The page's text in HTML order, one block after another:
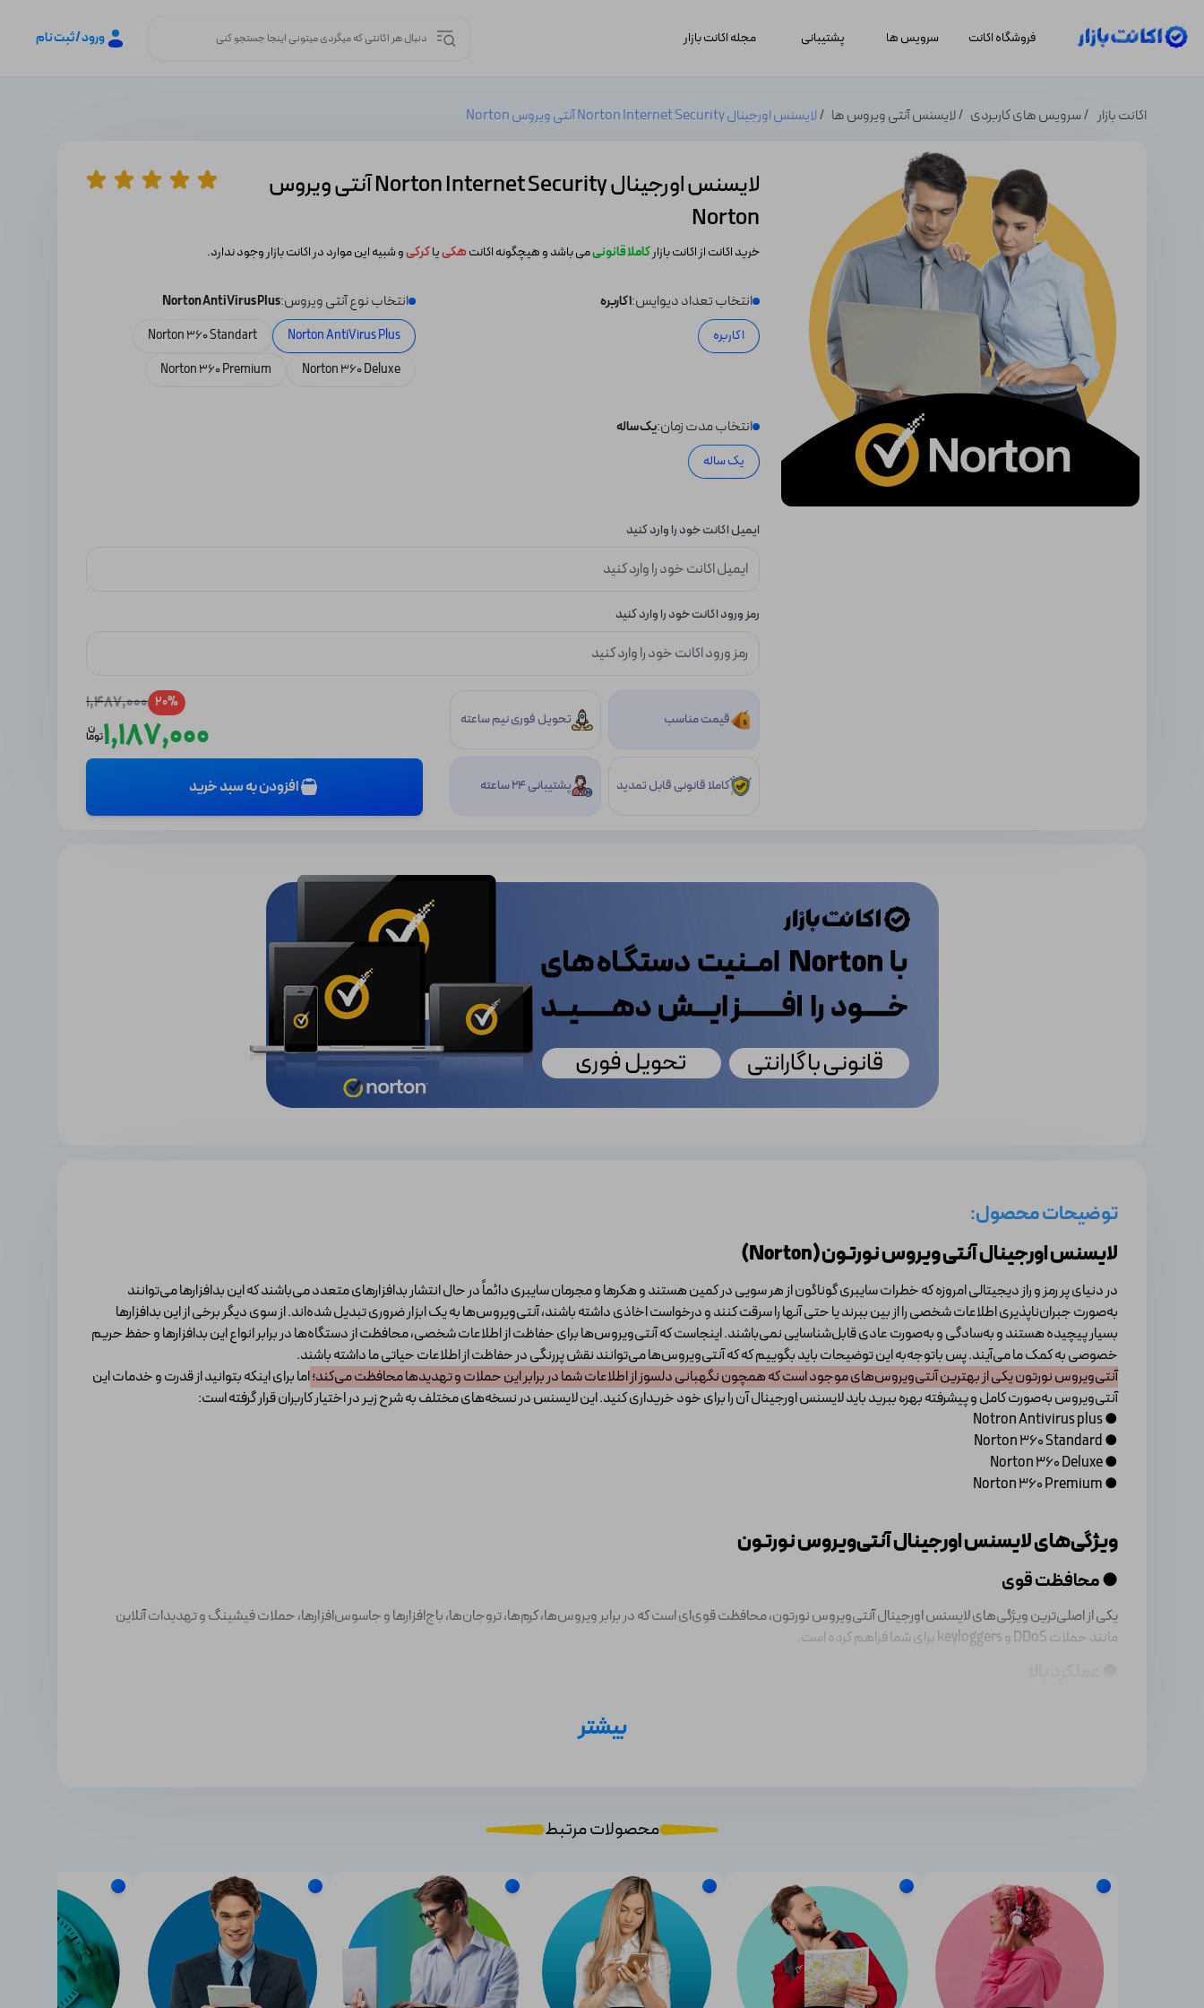
فروشگاه اکانت سرویس ها پشتیبانی مجله اکانت بازار ورود / ثبت نام
اکانت بازار سرویس های کاربردی لایسنس آنتی ویروس ها لایسنس اورجینال Norton Internet Security آنتی ویروس Norton
لایسنس اورجینال Norton Internet Security آنتی ویروس
Norton
خرید اکانت از اکانت بازارکاملا قانونیمی باشد و هیچگونه اکانتهکییاکرکیو شبیه این موارد در اکانت بازار وجود ندارد.
انتخاب تعداد دیوایس:1 کاربره
1 کاربره
انتخاب نوع آنتی ویروس:Norton AntiVirus Plus
Norton AntiVirus Plus
Norton 360 Standart
Norton 360 Deluxe
Norton 360 Premium
انتخاب مدت زمان:یک ساله
یک ساله
ایمیل اکانت خود را وارد کنید
رمز ورود اکانت خود را وارد کنید
قیمت مناسب تحویل فوری نیم ساعته
کاملا قانونی قابل تمدید پشتیبانی 24 ساعته
20%
1,487,000
1,187,000توما
ن
افزودن به سبد خرید
توضیحات محصول:
لایسنس اورجینال آنتی ویروس نورتون (Norton)
در دنیای پر رمز و راز دیجیتالی امروزه که خطرات سایبری گوناگون از هر سویی در کمین هستند و هکرها و مجرمان سایبری دائماً در حال انتشار بدافزارهای متعدد می‌باشند که این بدافزارها می‌توانند
به‌صورت جبران‌ناپذیری اطلاعات شخصی را از بین ببرند یا حتی آنها را سرقت کنند و درخواست اخاذی داشته باشند، آنتی‌ویروس‌ها به یک ابزار ضروری تبدیل شده‌اند. از سوی دیگر برخی از این بدافزارها
بسیار پیچیده هستند و به‌سادگی و به‌صورت عادی قابل‌شناسایی نمی‌باشند. اینجاست که آنتی‌ویروس‌ها برای حفاظت از اطلاعات شخصی، محافظت از دستگاه‌ها در برابر انواع این بدافزارها و حفظ حریم
خصوصی به کمک ما می‌آیند. پس باتوجه‌به این توضیحات باید بگوییم که که آنتی‌ویروس‌ها می‌توانند نقش پررنگی در حفاظت از اطلاعات حیاتی ما داشته باشند.
آنتی‌ویروس نورتون یکی از بهترین آنتی‌ویروس‌های موجود است که همچون نگهبانی دلسوز از اطلاعات شما در برابر این حملات و تهدیدها محافظت می‌کند؛اما برای اینکه بتوانید از قدرت و خدمات این
آنتی‌ویروس به‌صورت کامل و پیشرفته بهره ببرید باید لایسنس اورجینال آن را برای خود خریداری کنید. این لایسنس در نسخه‌های مختلف به شرح زیر در اختیار کاربران قرار گرفته است:
● Notron Antivirus plus
● Norton 360 Standard
● Norton 360 Deluxe
● Norton 360 Premium
ویژگی‌های لایسنس اورجینال آنتی‌ویروس نورتون
● محافظت قوی
یکی از اصلی‌ترین ویژگی‌های لایسنس اورجینال آنتی‌ویروس نورتون، محافظت قوی‌ای است که در برابر ویروس‌ها، کرم‌ها، تروجان‌ها، باج‌افزارها و جاسوس‌افزارها، حملات فیشینگ و تهدیدات آنلاین
مانند حملات DDoS و keyloggers برای شما فراهم کرده است.
● قابلیت کنترل والدین
این آنتی‌ویروس به والدین این اجازه را می‌دهد که بتوانند فعالیت آنلاین فرزندانشان را کنترل کنند و آنها را از محتواهای نامناسب دور نگه دارند.
● قابلیت استفاده از امن
بیشتر
محصولات مرتبط